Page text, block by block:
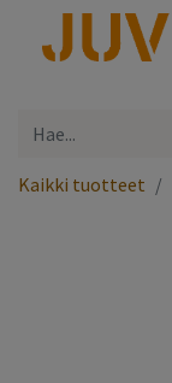
Kaikki tuotteet